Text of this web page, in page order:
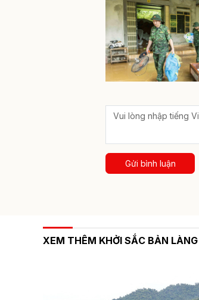
Gửi bình luận
XEM THÊM KHỞI SẮC BẢN LÀNG